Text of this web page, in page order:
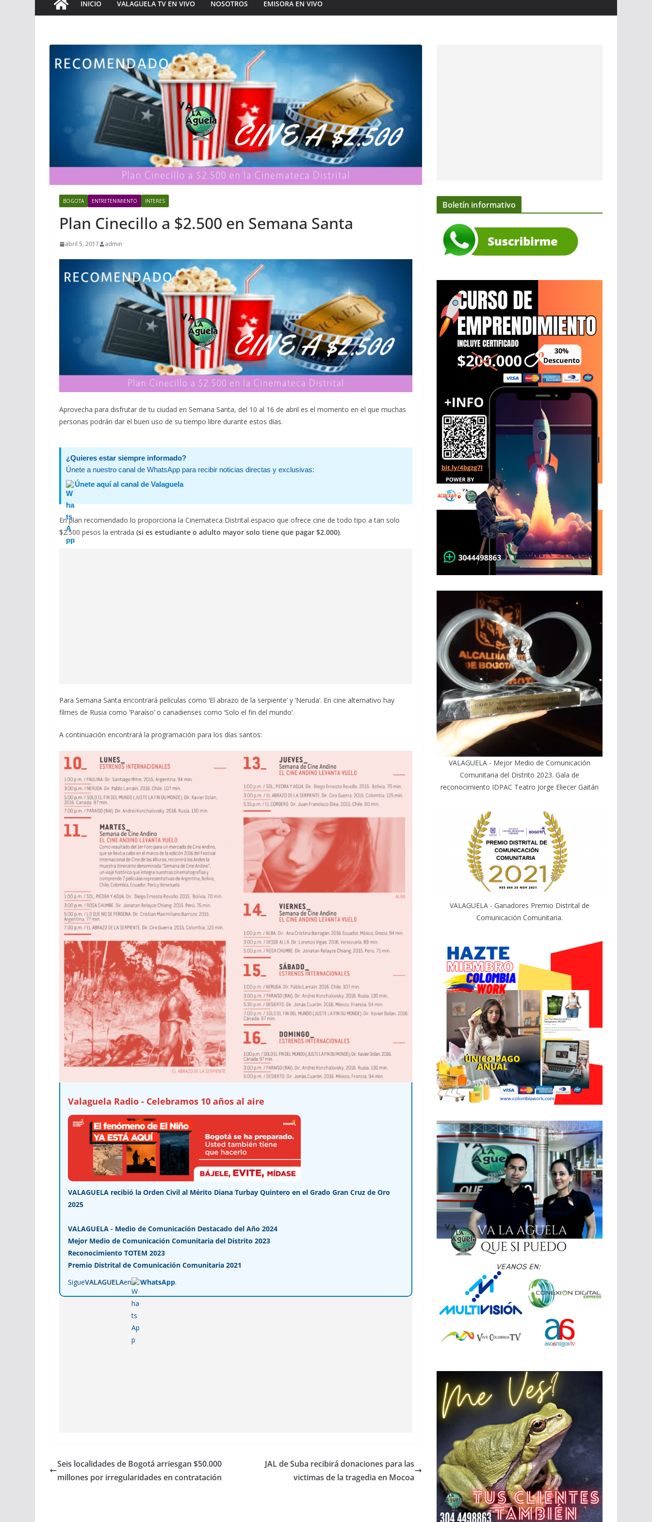
INICIO VALAGUELA TV EN VIVO NOSOTROS EMISORA EN VIVO
BOGOTA ENTRETENIMIENTO INTERES
Plan Cinecillo a $2.500 en Semana Santa
abril 5, 2017 admin
Aprovecha para disfrutar de tu ciudad en Semana Santa, del 10 al 16 de abril es el momento en el que muchas
personas podrán dar el buen uso de su tiempo libre durante estos días.
¿Quieres estar siempre informado?
Únete a nuestro canal de WhatsApp para recibir noticias directas y exclusivas:
Únete aquí al canal de Valaguela
En plan recomendado lo proporciona la Cinemateca Distrital espacio que ofrece cine de todo tipo a tan solo
$2.500 pesos la entrada (si es estudiante o adulto mayor solo tiene que pagar $2.000).
Para Semana Santa encontrará películas como ‘El abrazo de la serpiente’ y ‘Neruda’. En cine alternativo hay
filmes de Rusia como ‘Paraíso’ o canadienses como ‘Solo el fin del mundo’.
A continuación encontrará la programación para los días santos:
Valaguela Radio - Celebramos 10 años al aire
VALAGUELA recibió la Orden Civil al Mérito Diana Turbay Quintero en el Grado Gran Cruz de Oro
2025
VALAGUELA - Medio de Comunicación Destacado del Año 2024
Mejor Medio de Comunicación Comunitaria del Distrito 2023
Reconocimiento TOTEM 2023
Premio Distrital de Comunicación Comunitaria 2021
SigueVALAGUELAen WhatsApp.
Seis localidades de Bogotá arriesgan $50.000
millones por irregularidades en contratación
JAL de Suba recibirá donaciones para las
victimas de la tragedia en Mocoa
Boletín informativo
VALAGUELA - Mejor Medio de Comunicación
Comunitaria del Distrito 2023. Gala de
reconocimiento IDPAC Teatro Jorge Eliecer Gaitán
VALAGUELA - Ganadores Premio Distrital de
Comunicación Comunitaria.